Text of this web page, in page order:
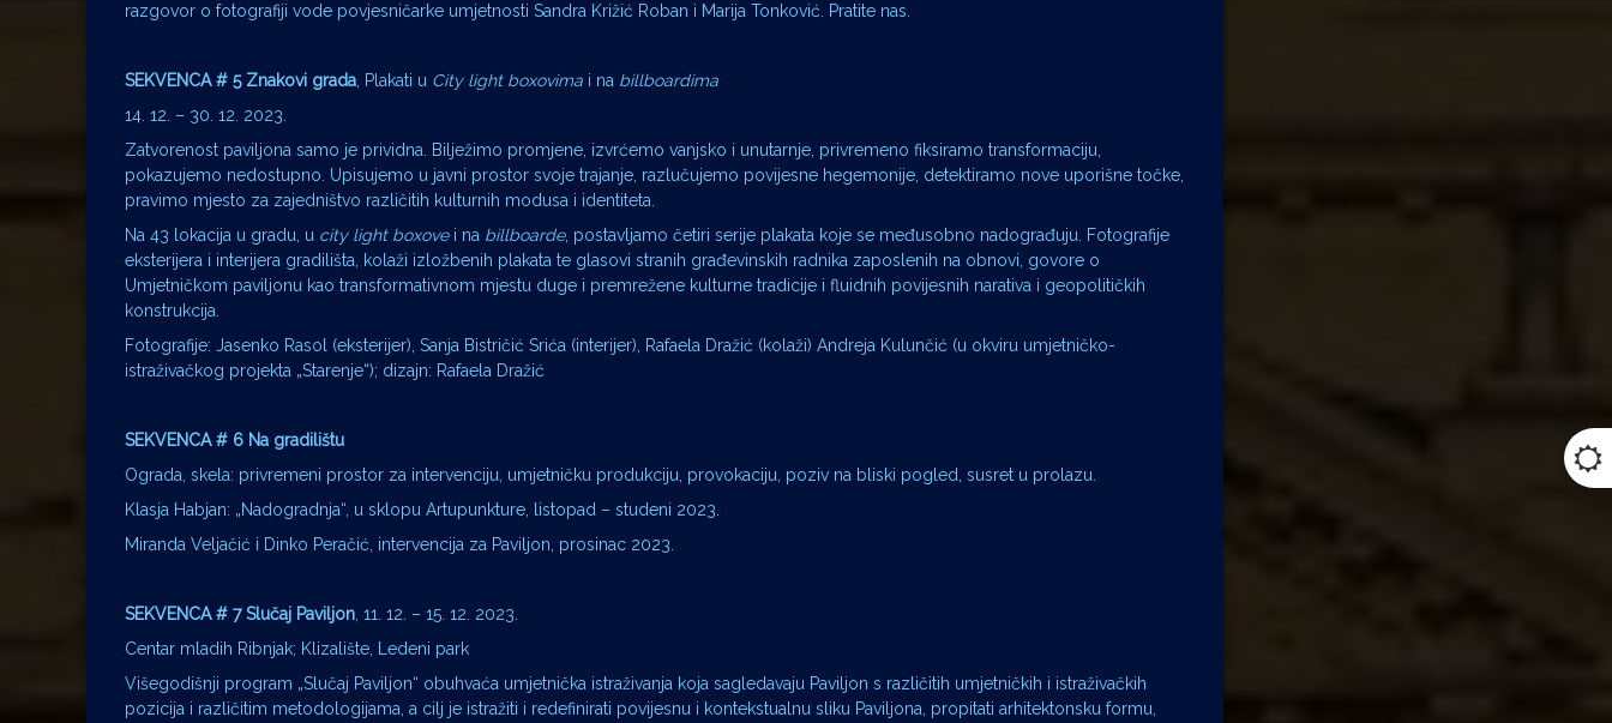
razgovor o fotografiji vode povjesničarke umjetnosti Sandra Križić Roban i Marija Tonković. Pratite nas.
SEKVENCA # 5 Znakovi grada, Plakati u City light boxovima i na billboardima
14. 12. – 30. 12. 2023.
Zatvorenost paviljona samo je prividna. Bilježimo promjene, izvrćemo vanjsko i unutarnje, privremeno fiksiramo transformaciju,
pokazujemo nedostupno. Upisujemo u javni prostor svoje trajanje, razlučujemo povijesne hegemonije, detektiramo nove uporišne točke,
pravimo mjesto za zajedništvo različitih kulturnih modusa i identiteta.
Na 43 lokacija u gradu, u city light boxovei na billboarde, postavljamo četiri serije plakata koje se međusobno nadograđuju. Fotografije
eksterijera i interijera gradilišta, kolaži izložbenih plakata te glasovi stranih građevinskih radnika zaposlenih na obnovi, govore o
Umjetničkom paviljonu kao transformativnom mjestu duge i premrežene kulturne tradicije i fluidnih povijesnih narativa i geopolitičkih
konstrukcija.
Fotografije: Jasenko Rasol (eksterijer), Sanja Bistričić Srića (interijer), Rafaela Dražić (kolaži) Andreja Kulunčić (u okviru umjetničko-
istraživačkog projekta „Starenje“); dizajn: Rafaela Dražić
SEKVENCA # 6 Na gradilištu
Ograda, skela: privremeni prostor za intervenciju, umjetničku produkciju, provokaciju, poziv na bliski pogled, susret u prolazu.
Klasja Habjan: „Nadogradnja“, u sklopu Artupunkture, listopad – studeni 2023.
Miranda Veljačić i Dinko Peračić, intervencija za Paviljon, prosinac 2023.
SEKVENCA # 7 Slučaj Paviljon, 11. 12. – 15. 12. 2023.
Centar mladih Ribnjak; Klizalište, Ledeni park
Višegodišnji program „Slučaj Paviljon“ obuhvaća umjetnička istraživanja koja sagledavaju Paviljon s različitih umjetničkih i istraživačkih
pozicija i različitim metodologijama, a cilj je istražiti i redefinirati povijesnu i kontekstualnu sliku Paviljona, propitati arhitektonsku formu,